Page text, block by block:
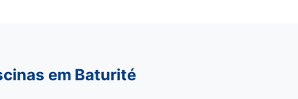
em Baturité